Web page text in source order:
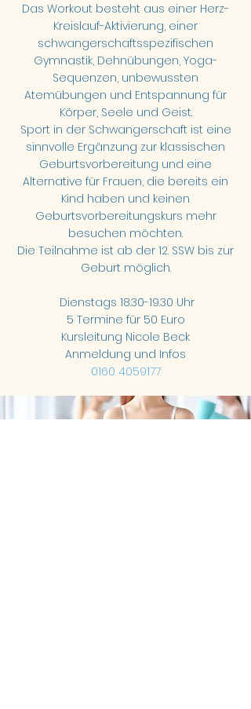
Das Workout besteht aus einer Herz-
Kreislauf-Aktivierung, einer
schwangerschaftsspezifischen
Gymnastik, Dehnübungen, Yoga-
Sequenzen, unbewussten
Atemübungen und Entspannung für
Körper, Seele und Geist.
Sport in der Schwangerschaft ist eine
sinnvolle Ergänzung zur klassischen
Geburtsvorbereitung und eine
Alternative für Frauen, die bereits ein
Kind haben und keinen
Geburtsvorbereitungskurs mehr
besuchen möchten.
Die Teilnahme ist ab der 12. SSW bis zur
Geburt möglich.
Dienstags 18.30-19.30 Uhr
5 Termine für 50 Euro
Kursleitung Nicole Beck
Anmeldung und Infos
0160 4059177